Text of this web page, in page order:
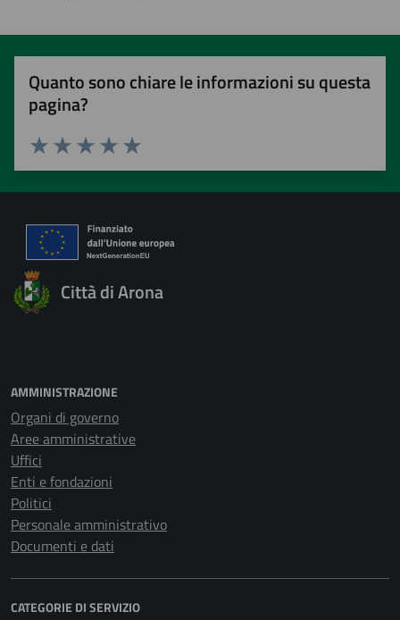
Quanto sono chiare le informazioni su questa
pagina?
Valuta 5 stelle su 5
Valuta 4 stelle su 5
Valuta 3 stelle su 5
Valuta 2 stelle su 5
Valuta 1 stelle su 5
Città di Arona
AMMINISTRAZIONE
Organi di governo
Aree amministrative
Uffici
Enti e fondazioni
Politici
Personale amministrativo
Documenti e dati
CATEGORIE DI SERVIZIO